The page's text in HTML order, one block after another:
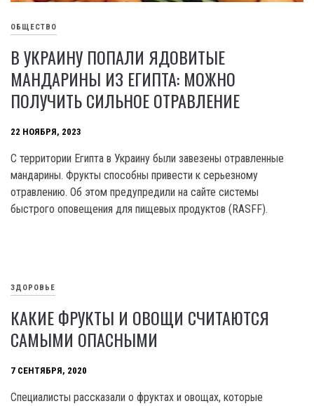
ОБЩЕСТВО
В УКРАИНУ ПОПАЛИ ЯДОВИТЫЕ
МАНДАРИНЫ ИЗ ЕГИПТА: МОЖНО
ПОЛУЧИТЬ СИЛЬНОЕ ОТРАВЛЕНИЕ
22 НОЯБРЯ, 2023
C территории Египта в Украину были завезены отравленные
мандарины. Фрукты способны привести к серьезному
отравлению. Об этом предупредили на сайте системы
быстрого оповещения для пищевых продуктов (RASFF).
ЗДОРОВЬЕ
КАКИЕ ФРУКТЫ И ОВОЩИ СЧИТАЮТСЯ
САМЫМИ ОПАСНЫМИ
7 СЕНТЯБРЯ, 2020
Специалисты рассказали о фруктах и овощах, которые